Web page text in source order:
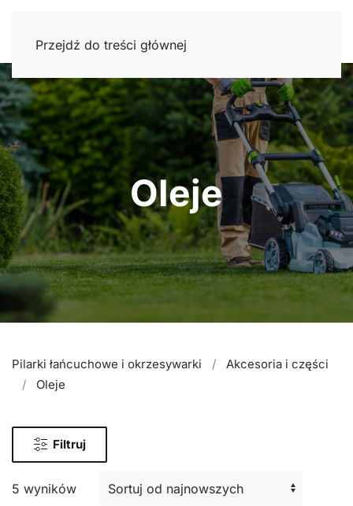
Przejdź do treści głównej
Oleje
Pilarki łańcuchowe i okrzesywarki
Akcesoria i części
Oleje
Filtruj
5 wyników